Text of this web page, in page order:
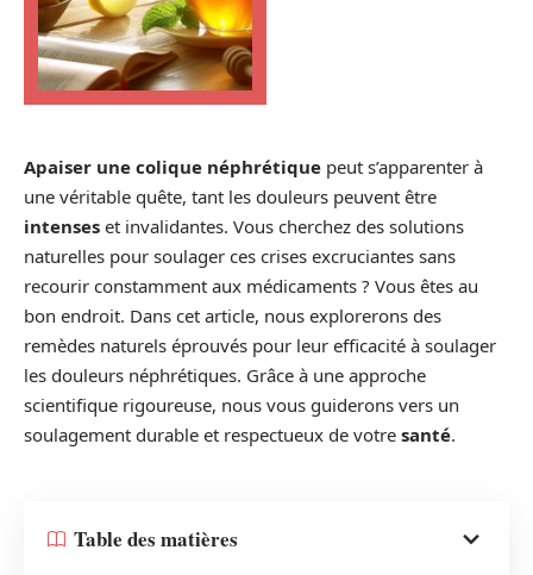
Apaiser une colique néphrétique peut s’apparenter à
une véritable quête, tant les douleurs peuvent être
intenses et invalidantes. Vous cherchez des solutions
naturelles pour soulager ces crises excruciantes sans
recourir constamment aux médicaments ? Vous êtes au
bon endroit. Dans cet article, nous explorerons des
remèdes naturels éprouvés pour leur efficacité à soulager
les douleurs néphrétiques. Grâce à une approche
scientifique rigoureuse, nous vous guiderons vers un
soulagement durable et respectueux de votre santé.
Table des matières